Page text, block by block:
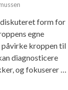
form for
egne
påvirke kroppen til
diagnosticere
og fokuserer …